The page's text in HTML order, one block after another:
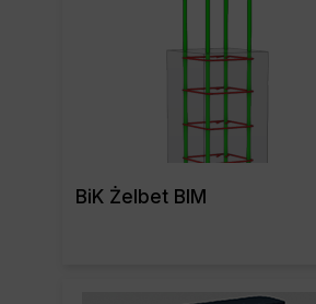
BiK Żelbet BIM
Read More